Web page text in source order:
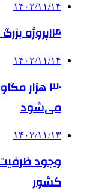
۱۴۰۲/۱۱/۱۴
۱۴پروژه بزرگ در وزارت نیرو در دست اقدام است
۱۴۰۲/۱۱/۱۴
۳۰ هزار
می‌شود
۱۴۰۲/۱۱/۱۳
کشور